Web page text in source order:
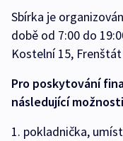
Sbírka je
době od 7:00 do
Kostelní 15,
Pro poskytování
následující
1. pokladnička,